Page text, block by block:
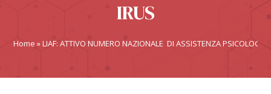
IRUS
Home »LIAF: ATTIVO NUMERO NAZIONALE DI ASSISTENZA